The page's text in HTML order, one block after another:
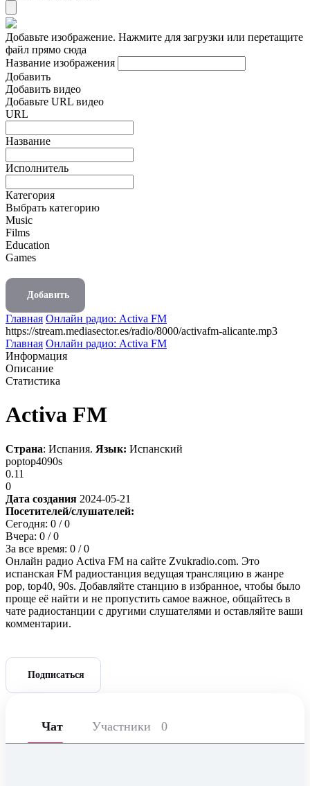
Добавьте изображение. Нажмите для загрузки или перетащите
файл прямо сюда
Название изображения
Добавить
Добавить видео
Добавьте URL видео
URL
Название
Исполнитель
Категория
Выбрать категорию
Music
Films
Education
Games
Добавить
Главная Онлайн радио: Activa FM
https://stream.mediasector.es/radio/8000/activafm-alicante.mp3
Главная Онлайн радио: Activa FM
Информация
Описание
Статистика
Activa FM
Страна: Испания. Язык: Испанский
poptop4090s
0.11
0
Дата создания 2024-05-21
Посетителей/слушателей:
Сегодня: 0 / 0
Вчера: 0 / 0
За все время: 0 / 0
Онлайн радио Activa FM на сайте Zvukradio.com. Это
испанская FM радиостанция ведущая трансляцию в жанре
pop, top40, 90s. Добавляйте станцию в избранное, чтобы было
проще её найти и не пропустить самое важное, общайтесь в
чате радиостанции с другими слушателями и оставляйте ваши
комментарии.
Подписаться
Чат Участники 0